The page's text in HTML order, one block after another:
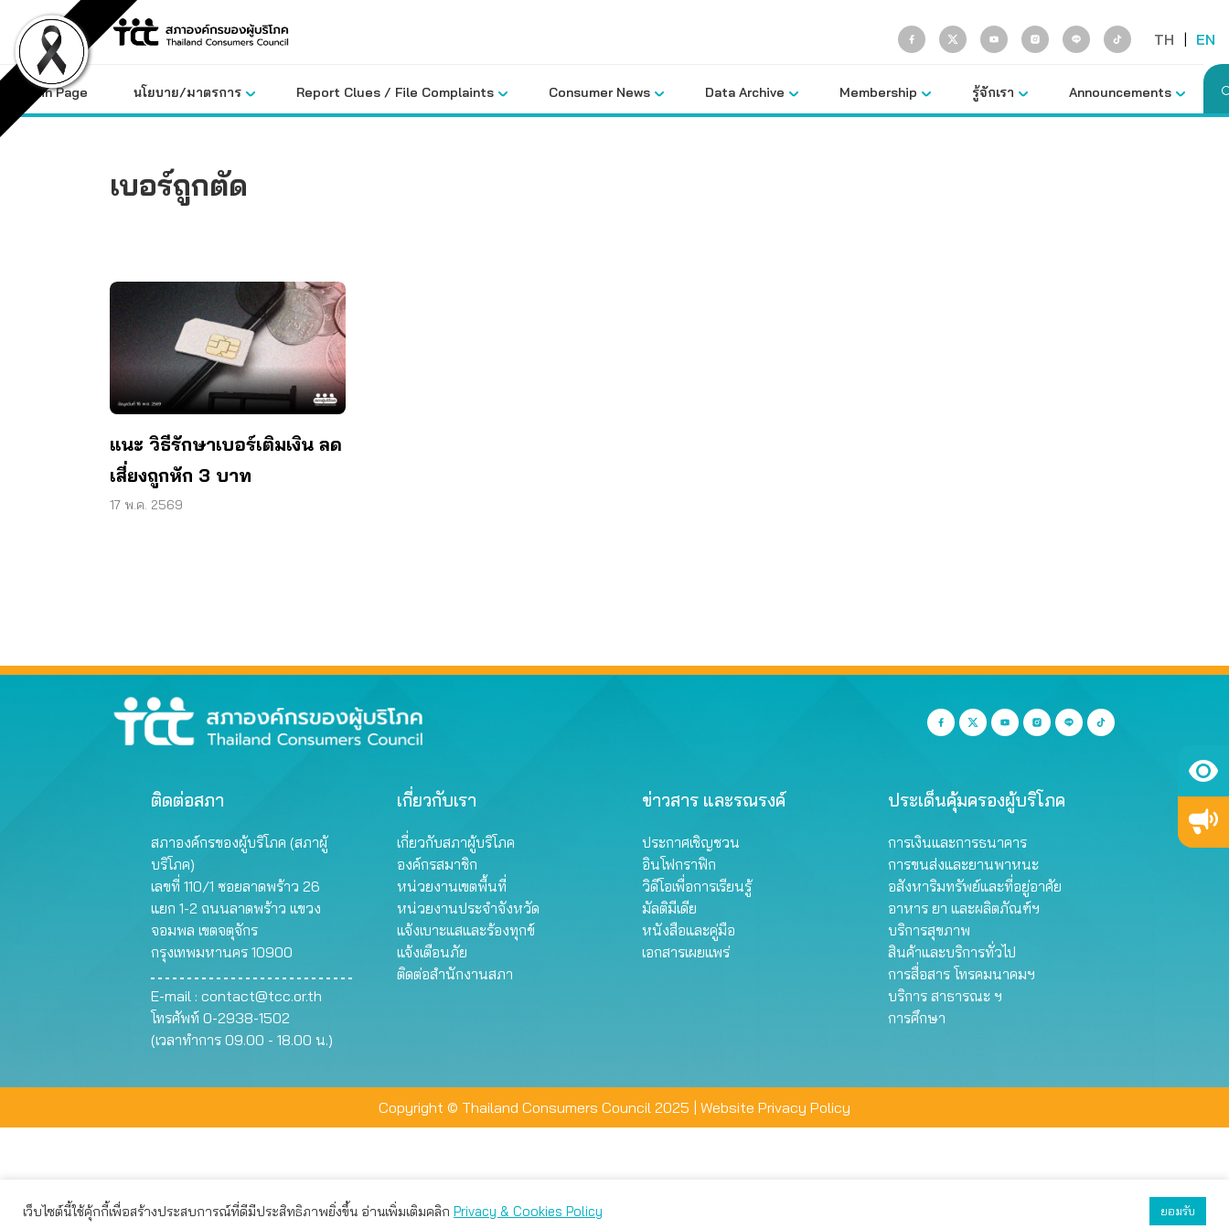
content
TH | EN
Main Page นโยบาย/มาตรการ Report Clues / File Complaints Consumer News Data Archive Membership รู้จักเรา Announcements
เบอร์ถูกตัด
แนะ วิธีรักษาเบอร์เติมเงิน ลด
เสี่ยงถูกหัก 3 บาท
17 พ.ค. 2569
ติดต่อสภา
สภาองค์กรของผู้บริโภค (สภาผู้
บริโภค)
เลขที่ 110/1 ซอยลาดพร้าว 26
แยก 1-2 ถนนลาดพร้าว แขวง
จอมพล เขตจตุจักร
กรุงเทพมหานคร 10900
E-mail : contact@tcc.or.th
โทรศัพท์ 0-2938-1502
(เวลาทำการ 09.00 - 18.00 น.)
เกี่ยวกับเรา
เกี่ยวกับสภาผู้บริโภค
องค์กรสมาชิก
หน่วยงานเขตพื้นที่
หน่วยงานประจำจังหวัด
แจ้งเบาะแสและร้องทุกข์
แจ้งเตือนภัย
ติดต่อสำนักงานสภา
ข่าวสาร และรณรงค์
ประกาศเชิญชวน
อินโฟกราฟิก
วิดีโอเพื่อการเรียนรู้
มัลติมีเดีย
หนังสือและคู่มือ
เอกสารเผยแพร่
ประเด็นคุ้มครองผู้บริโภค
การเงินและการธนาคาร
การขนส่งและยานพาหนะ
อสังหาริมทรัพย์และที่อยู่อาศัย
อาหาร ยา และผลิตภัณฑ์ฯ
บริการสุขภาพ
สินค้าและบริการทั่วไป
การสื่อสาร โทรคมนาคมฯ
บริการ สาธารณะ ฯ
การศึกษา
Copyright © Thailand Consumers Council 2025 | Website Privacy Policy
เว็บไซต์นี้ใช้คุ้กกี้เพื่อสร้างประสบการณ์ที่ดีมีประสิทธิภาพยิ่งขึ้น อ่านเพิ่มเติมคลิก Privacy & Cookies Policy ยอมรับ
เว็บไซต์นี้ใช้คุกกี้เพื่อมอบประสบการณ์การใช้งานที่ดีให้แก่ท่าน คุณสามารถเลือกตั้งค่าความเป็นส่วนตัวได้